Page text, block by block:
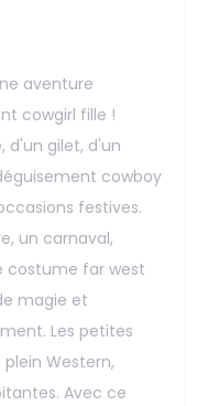
aventure
cowgirl fille !
d'un gilet, d'un
cowboy
festives.
un carnaval,
costume far west
magie et
Les petites
Western,
Avec ce